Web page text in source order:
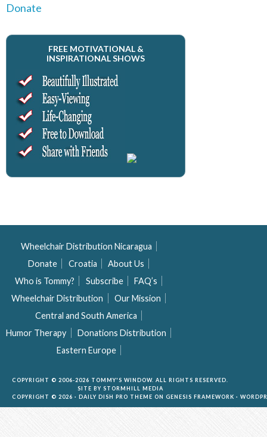
Donate
FREE MOTIVATIONAL &
INSPIRATIONAL SHOWS
Wheelchair Distribution Nicaragua
Donate
Croatia
About Us
Who is Tommy?
Subscribe
FAQ’s
Wheelchair Distribution
Our Mission
Central and South America
Humor Therapy
Donations Distribution
Eastern Europe
COPYRIGHT © 2006-2026 TOMMY'S WINDOW. ALL RIGHTS RESERVED.
SITE BY STORMHILL MEDIA
COPYRIGHT © 2026 · DAILY DISH PRO THEME ON GENESIS FRAMEWORK ·